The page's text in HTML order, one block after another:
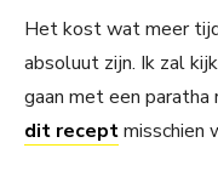
Het kost wat meer
absoluut zijn. Ik zal
gaan met een
dit receptmisschien